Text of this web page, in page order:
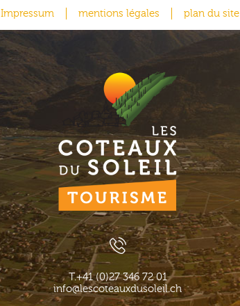
Impressum mentions légales plan du site
T.+41 (0)27 346 72 01
info@lescoteauxdusoleil.ch